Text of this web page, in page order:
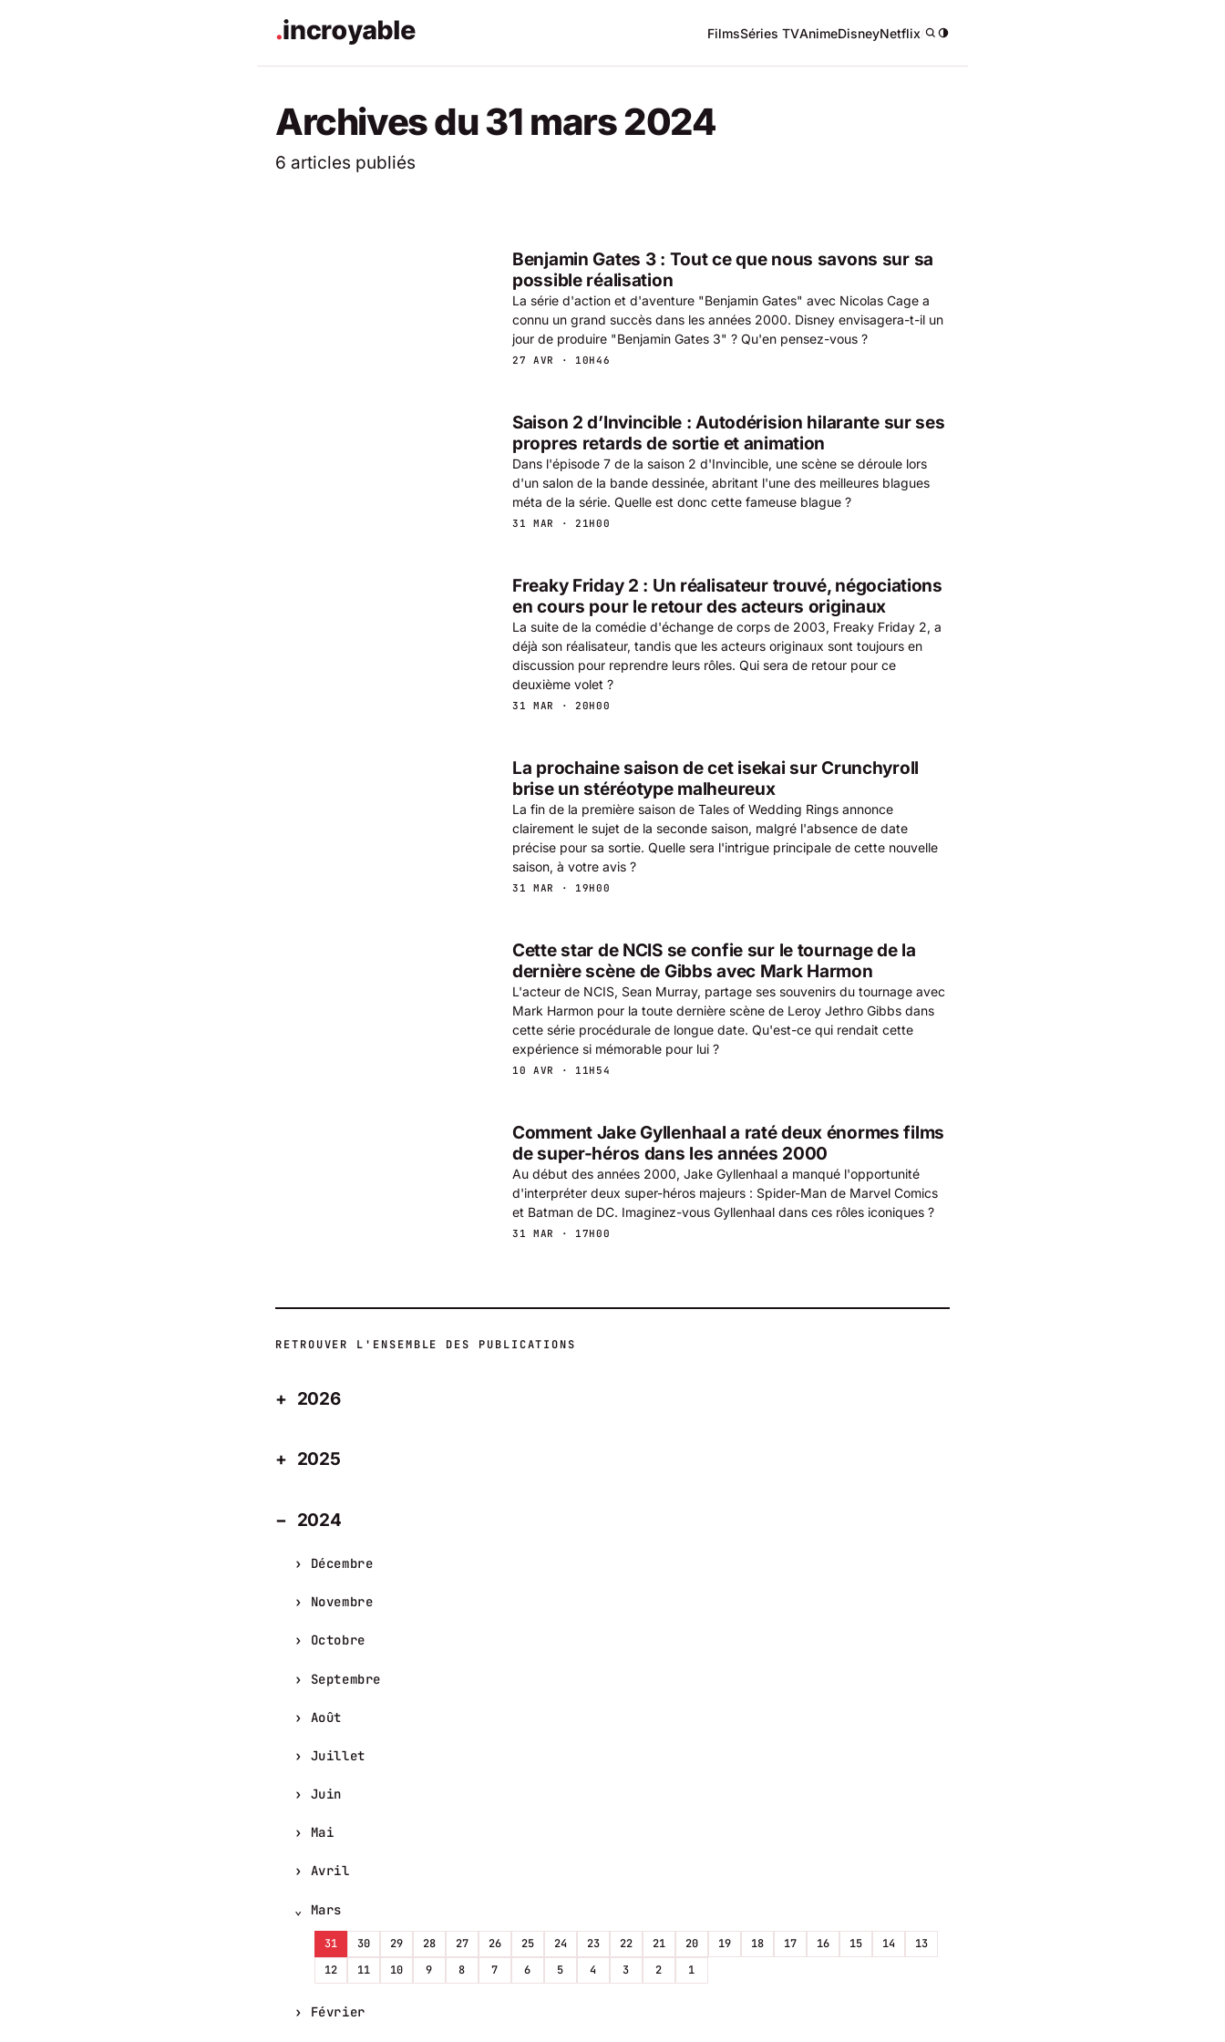
FilmsSéries TVAnimeDisneyNetflix/
Archives du 31 mars 2024
6 articles publiés
Benjamin Gates 3 : Tout ce que nous savons sur sa
possible réalisation
La série d'action et d'aventure "Benjamin Gates" avec Nicolas Cage a
connu un grand succès dans les années 2000. Disney envisagera-t-il un
jour de produire "Benjamin Gates 3" ? Qu'en pensez-vous ?
27 AVR · 10H46
Saison 2 d’Invincible : Autodérision hilarante sur ses
propres retards de sortie et animation
Dans l'épisode 7 de la saison 2 d'Invincible, une scène se déroule lors
d'un salon de la bande dessinée, abritant l'une des meilleures blagues
méta de la série. Quelle est donc cette fameuse blague ?
31 MAR · 21H00
Freaky Friday 2 : Un réalisateur trouvé, négociations
en cours pour le retour des acteurs originaux
La suite de la comédie d'échange de corps de 2003, Freaky Friday 2, a
déjà son réalisateur, tandis que les acteurs originaux sont toujours en
discussion pour reprendre leurs rôles. Qui sera de retour pour ce
deuxième volet ?
31 MAR · 20H00
La prochaine saison de cet isekai sur Crunchyroll
brise un stéréotype malheureux
La fin de la première saison de Tales of Wedding Rings annonce
clairement le sujet de la seconde saison, malgré l'absence de date
précise pour sa sortie. Quelle sera l'intrigue principale de cette nouvelle
saison, à votre avis ?
31 MAR · 19H00
Cette star de NCIS se confie sur le tournage de la
dernière scène de Gibbs avec Mark Harmon
L'acteur de NCIS, Sean Murray, partage ses souvenirs du tournage avec
Mark Harmon pour la toute dernière scène de Leroy Jethro Gibbs dans
cette série procédurale de longue date. Qu'est-ce qui rendait cette
expérience si mémorable pour lui ?
10 AVR · 11H54
Comment Jake Gyllenhaal a raté deux énormes films
de super-héros dans les années 2000
Au début des années 2000, Jake Gyllenhaal a manqué l'opportunité
d'interpréter deux super-héros majeurs : Spider-Man de Marvel Comics
et Batman de DC. Imaginez-vous Gyllenhaal dans ces rôles iconiques ?
31 MAR · 17H00
RETROUVER L'ENSEMBLE DES PUBLICATIONS
2026
2025
2024
Décembre
Novembre
Octobre
Septembre
Août
Juillet
Juin
Mai
Avril
Mars
31 30 29 28 27 26 25 24 23 22 21 20 19 18 17 16 15 14
13
12
11 10 9 8 7 6 5 4 3 2 1
Février